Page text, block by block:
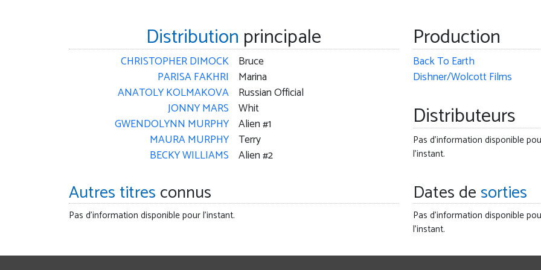
Distribution principale
CHRISTOPHER DIMOCK
PARISA FAKHRI
ANATOLY KOLMAKOVA
JONNY MARS
GWENDOLYNN MURPHY
MAURA MURPHY
BECKY WILLIAMS
Bruce
Marina
Russian Official
Whit
Alien #1
Terry
Alien #2
Production
Back To Earth
Dishner/Wolcott Films
Distributeurs
Pas d'information disponible
l'instant.
Autres titresconnus
Pas d'information disponible pour l'instant.
Dates desorties
Pas d'information disponible
l'instant.